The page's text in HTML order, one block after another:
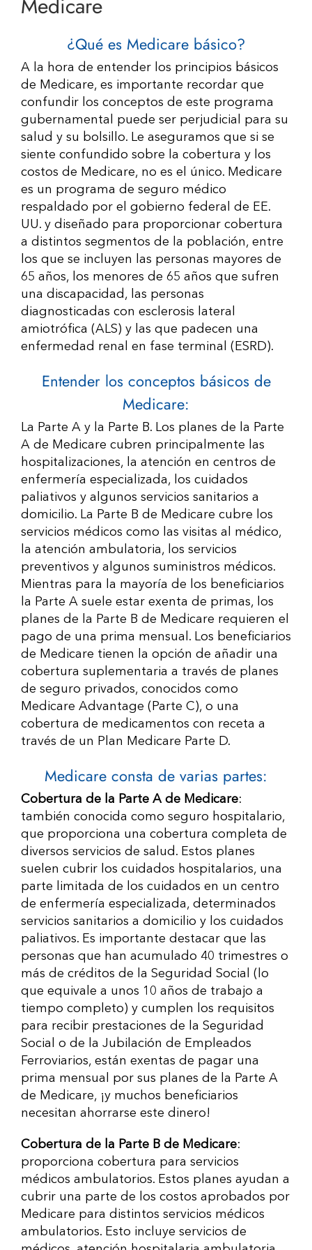
Recursos
Contáctenos
¿Qué es Medicare básico?
A la hora de entender los principios básicos
de Medicare, es importante recordar que
confundir los conceptos de este programa
gubernamental puede ser perjudicial para su
salud y su bolsillo. Le aseguramos que si se
siente confundido sobre la cobertura y los
costos de Medicare, no es el único. Medicare
es un programa de seguro médico
respaldado por el gobierno federal de EE.
UU. y diseñado para proporcionar cobertura
a distintos segmentos de la población, entre
los que se incluyen las personas mayores de
65 años, los menores de 65 años que sufren
una discapacidad, las personas
diagnosticadas con esclerosis lateral
amiotrófica (ALS) y las que padecen una
enfermedad renal en fase terminal (ESRD).
Entender los conceptos básicos de
Medicare:
La Parte A y la Parte B. Los planes de la Parte
A de Medicare cubren principalmente las
hospitalizaciones, la atención en centros de
enfermería especializada, los cuidados
paliativos y algunos servicios sanitarios a
domicilio. La Parte B de Medicare cubre los
servicios médicos como las visitas al médico,
la atención ambulatoria, los servicios
preventivos y algunos suministros médicos.
Mientras para la mayoría de los beneficiarios
la Parte A suele estar exenta de primas, los
planes de la Parte B de Medicare requieren el
pago de una prima mensual. Los beneficiarios
de Medicare tienen la opción de añadir una
cobertura suplementaria a través de planes
de seguro privados, conocidos como
Medicare Advantage (Parte C), o una
cobertura de medicamentos con receta a
través de un Plan Medicare Parte D.
Medicare consta de varias partes:
Cobertura de la Parte A de Medicare:
también conocida como seguro hospitalario,
que proporciona una cobertura completa de
diversos servicios de salud. Estos planes
suelen cubrir los cuidados hospitalarios, una
parte limitada de los cuidados en un centro
de enfermería especializada, determinados
servicios sanitarios a domicilio y los cuidados
paliativos. Es importante destacar que las
personas que han acumulado 40 trimestres o
más de créditos de la Seguridad Social (lo
que equivale a unos 10 años de trabajo a
tiempo completo) y cumplen los requisitos
para recibir prestaciones de la Seguridad
Social o de la Jubilación de Empleados
Ferroviarios, están exentas de pagar una
prima mensual por sus planes de la Parte A
de Medicare, ¡y muchos beneficiarios
necesitan ahorrarse este dinero!
Cobertura de la Parte B de Medicare:
proporciona cobertura para servicios
médicos ambulatorios. Estos planes ayudan a
cubrir una parte de los costos aprobados por
Medicare para distintos servicios médicos
ambulatorios. Esto incluye servicios de